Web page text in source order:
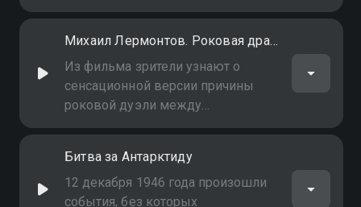
стенами своей квартиры?
писателя Юлиана Семёнова и
Георга Штайна. Оба этих человека
активно и успешно занимались
поиском украденных фашистами
советских культурных ценностей и
оба при загадочных
Неужели поиски культурного
наследия, украденного во время
войны, были смертельно
Михаил Лермонтов. Роковая драма
Из фильма зрители узнают о
сенсационной версии причины
роковой дуэли между
М.Лермонтовым и
гибели великого поэта. Сергей
Медведев провел своё
собственное расследование всех
Битва за Антарктиду
12 декабря 1946 года произошли
события, без которых